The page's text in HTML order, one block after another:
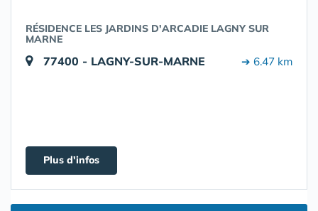
RÉSIDENCE LES JARDINS D'ARCADIE LAGNY SUR
MARNE
77400 - LAGNY-SUR-MARNE ➔ 6.47 km
Plus d'infos